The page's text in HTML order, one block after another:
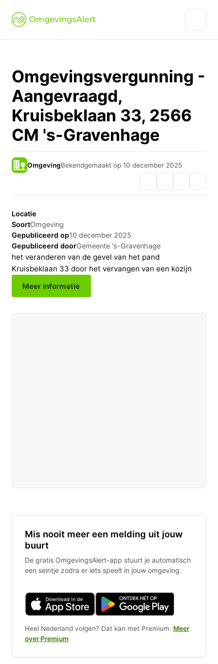
Omgevingsvergunning -
Aangevraagd,
Kruisbeklaan 33, 2566
CM 's-Gravenhage
OmgevingBekendgemaakt op 10 december 2025
Locatie
SoortOmgeving
Gepubliceerd op10 december 2025
Gepubliceerd doorGemeente 's-Gravenhage
het veranderen van de gevel van het pand
Kruisbeklaan 33 door het vervangen van een kozijn
Meer informatie
Mis nooit meer een melding uit jouw
buurt
De gratis OmgevingsAlert-app stuurt je automatisch
een seintje zodra er iets speelt in jouw omgeving.
Heel Nederland volgen? Dat kan met Premium. Meer
over Premium